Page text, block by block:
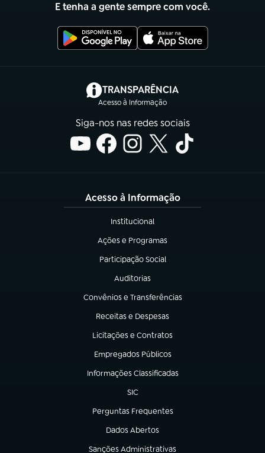
E tenha a gente sempre com você.
TRANSPARÊNCIA
Acesso à Informação
(abre em nova aba)
Siga-nos nas redes sociais
Acesso à Informação
Institucional
(abre em nova aba)
Ações e Programas
(abre em nova aba)
Participação Social
(abre em nova aba)
Auditorias
(abre em nova aba)
Convênios e Transferências
(abre em nova aba)
Receitas e Despesas
(abre em nova aba)
Licitações e Contratos
(abre em nova aba)
Empregados Públicos
(abre em nova aba)
Informações Classificadas
(abre em nova aba)
SIC
(abre em nova aba)
Perguntas Frequentes
(abre em nova aba)
Dados Abertos
(abre em nova aba)
Sanções Administrativas